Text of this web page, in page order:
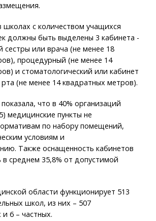
с количеством учащихся
должны быть выделены 3 кабинета -
сестры или врача (не менее 18
процедурный (не менее 14
и стоматологический или кабинет
(не менее 14 квадратных метров).
что в 40% организаций
медицинские пункты не
по набору помещений,
условиям и
Также оснащенность кабинетов
в среднем 35,8% от допустимой
области функционирует 513
школ, из них – 507
и 6 – частных.